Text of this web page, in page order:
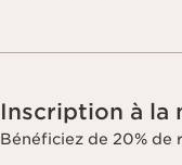
Inscription à la
Bénéficiez de 20% de